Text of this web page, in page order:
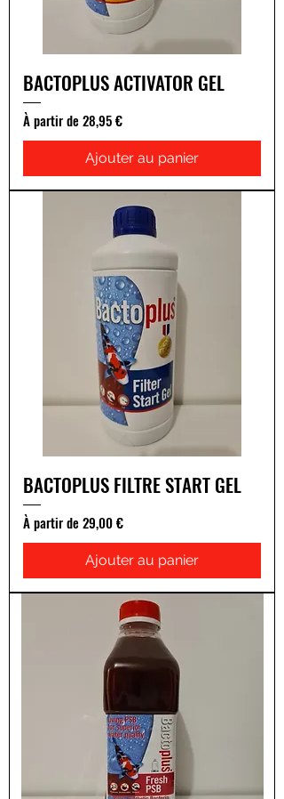
BACTOPLUS ACTIVATOR GEL
À partir de 28,95 €
Prix promotionnel
Ajouter au panier
BACTOPLUS FILTRE START GEL
À partir de 29,00 €
Prix promotionnel
Ajouter au panier